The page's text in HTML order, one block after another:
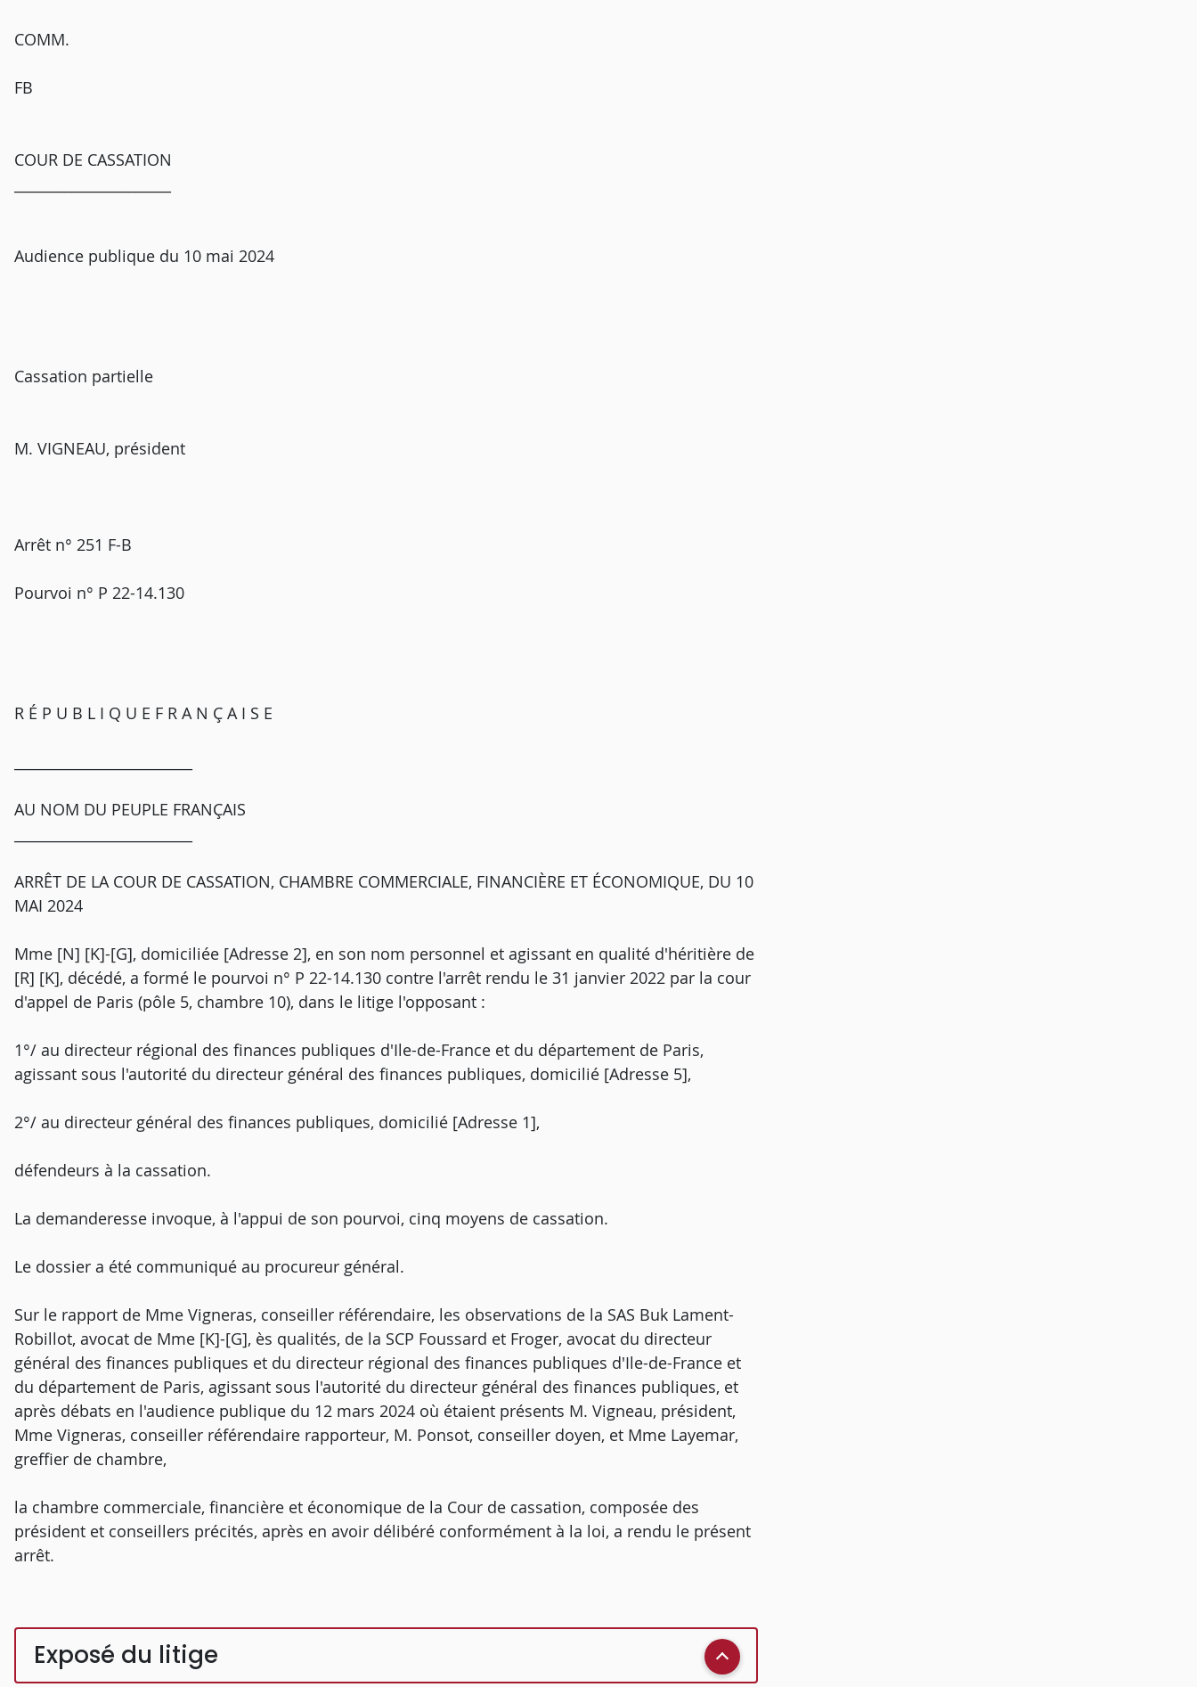
COMM.
FB
COUR DE CASSATION
Audience publique du 10 mai 2024
Cassation partielle
M. VIGNEAU, président
Arrêt n° 251 F-B
Pourvoi n° P 22-14.130
R É P U B L I Q U E F R A N Ç A I S E
AU NOM DU PEUPLE FRANÇAIS
ARRÊT DE LA COUR DE CASSATION, CHAMBRE COMMERCIALE, FINANCIÈRE ET ÉCONOMIQUE, DU 10
MAI 2024
Mme [N] [K]-[G], domiciliée [Adresse 2], en son nom personnel et agissant en qualité d'héritière de
[R] [K], décédé, a formé le pourvoi n° P 22-14.130 contre l'arrêt rendu le 31 janvier 2022 par la cour
d'appel de Paris (pôle 5, chambre 10), dans le litige l'opposant :
1°/ au directeur régional des finances publiques d'Ile-de-France et du département de Paris,
agissant sous l'autorité du directeur général des finances publiques, domicilié [Adresse 5],
2°/ au directeur général des finances publiques, domicilié [Adresse 1],
défendeurs à la cassation.
La demanderesse invoque, à l'appui de son pourvoi, cinq moyens de cassation.
Le dossier a été communiqué au procureur général.
Sur le rapport de Mme Vigneras, conseiller référendaire, les observations de la SAS Buk Lament-
Robillot, avocat de Mme [K]-[G], ès qualités, de la SCP Foussard et Froger, avocat du directeur
général des finances publiques et du directeur régional des finances publiques d'Ile-de-France et
du département de Paris, agissant sous l'autorité du directeur général des finances publiques, et
après débats en l'audience publique du 12 mars 2024 où étaient présents M. Vigneau, président,
Mme Vigneras, conseiller référendaire rapporteur, M. Ponsot, conseiller doyen, et Mme Layemar,
greffier de chambre,
la chambre commerciale, financière et économique de la Cour de cassation, composée des
président et conseillers précités, après en avoir délibéré conformément à la loi, a rendu le présent
arrêt.
Exposé du litige